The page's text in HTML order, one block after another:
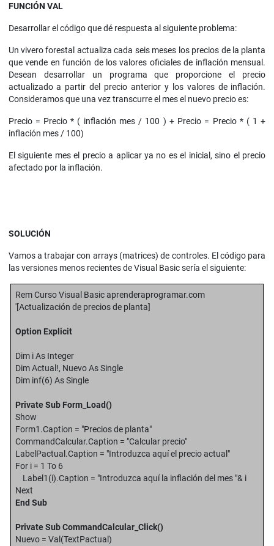
FUNCIÓN VAL
Desarrollar el código que dé respuesta al siguiente problema:
Un vivero forestal actualiza cada seis meses los precios de la planta
que vende en función de los valores oficiales de inflación mensual.
Desean desarrollar un programa que proporcione el precio
actualizado a partir del precio anterior y los valores de inflación.
Consideramos que una vez transcurre el mes el nuevo precio es:
Precio = Precio * ( inflación mes / 100 ) + Precio = Precio * ( 1 +
inflación mes / 100)
El siguiente mes el precio a aplicar ya no es el inicial, sino el precio
afectado por la inflación.
SOLUCIÓN
Vamos a trabajar con arrays (matrices) de controles. El código para
las versiones menos recientes de Visual Basic sería el siguiente:
Rem Curso Visual Basic aprenderaprogramar.com
'[Actualización de precios de planta]
Option Explicit
Dim i As Integer
Dim Actual!, Nuevo As Single
Dim inf(6) As Single
Private Sub Form_Load()
Show
Form1.Caption = "Precios de planta"
CommandCalcular.Caption = "Calcular precio"
LabelPactual.Caption = "Introduzca aquí el precio actual"
For i = 1 To 6
Label1(i).Caption = "Introduzca aquí la inflación del mes "& i
Next
End Sub
Private Sub CommandCalcular_Click()
Nuevo = Val(TextPactual)